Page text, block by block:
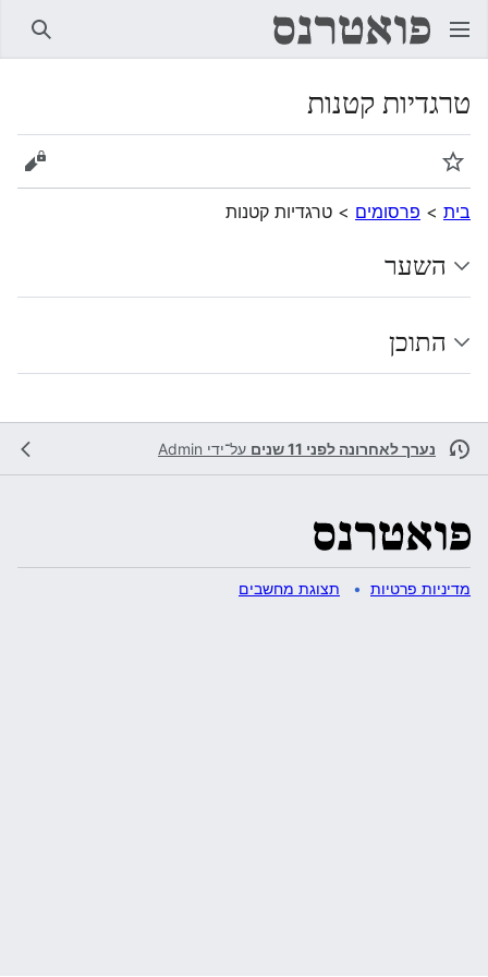
טרגדיות קטנות
מעקב
בית > פרסומים > טרגדיות קטנות
השער
התוכן
נערך לאחרונה לפני 11 שנים על־ידי Admin
מדיניות פרטיות תצוגת מחשבים